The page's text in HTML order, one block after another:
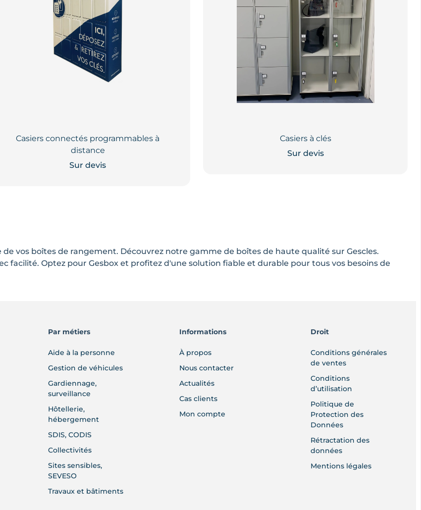
Casiers connectés programmables à
distance
Sur devis
options
peuvent
du
Casiers à clés
Sur devis
vos boîtes de rangement. Découvrez notre gamme de boîtes de haute qualité sur Gescles.
facilité. Optez pour Gesbox et profitez d'une solution fiable et durable pour tous vos besoins de
Par métiers
Aide à la personne
Gestion de véhicules
Gardiennage,
surveillance
Hôtellerie,
hébergement
SDIS, CODIS
Collectivités
Sites sensibles,
SEVESO
Travaux et bâtiments
Informations
À propos
Nous contacter
Actualités
Cas clients
Mon compte
Droit
Conditions générales
de ventes
Conditions
d’utilisation
Politique de
Protection des
Données
Rétractation des
données
Mentions légales